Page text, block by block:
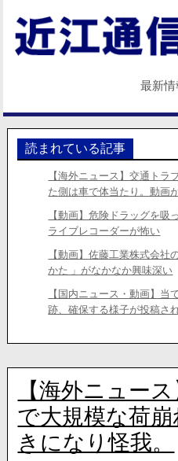
最新
読まれている記事
【海外ニュース】交通ト
た側は車で体当たり。動画
【動画】危険ドラッグを吸
ライブレコーダーが怖い
【動画】佐藤工業株式会社
かた 」がなかなか興味深い
【国内ニュース・動画】当
跡、確保する様子が投稿され
【海外ニュー
で大規模な荷
きになり怪我。